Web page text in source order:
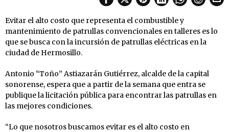
Evitar el alto costo que representa el combustible y
mantenimiento de patrullas convencionales en talleres es lo
que se busca con la incursión de patrullas eléctricas en la
ciudad de Hermosillo.
Antonio “Toño” Astiazarán Gutiérrez, alcalde de la capital
sonorense, espera que a partir de la semana que entra se
publique la licitación pública para encontrar las patrullas en
las mejores condiciones.
“Lo que nosotros buscamos evitar es el alto costo en